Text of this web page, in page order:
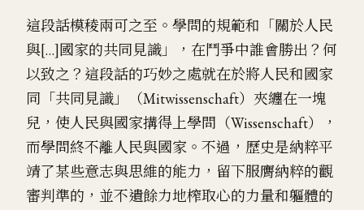
這段話模稜兩可之至。學問的規範和「關於人民
與[…]國家的共同見識」，在鬥爭中誰會勝出？何
以致之？這段話的巧妙之處就在於將人民和國家
同「共同見識」（Mitwissenschaft）夾纏在一塊
兒，使人民與國家搆得上學問（Wissenschaft），
而學問終不離人民與國家。不過，歷史是納粹平
靖了某些意志與思維的能力，留下服膺納粹的觀
審判準的，並不遺餘力地榨取心的力量和軀體的